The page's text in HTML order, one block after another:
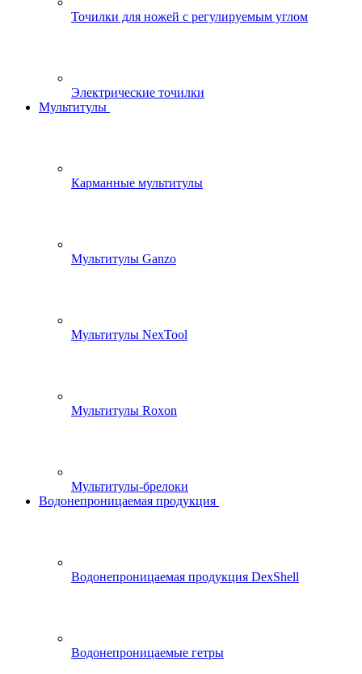
Точилки для ножей с регулируемым углом
Электрические точилки
Мультитулы
Карманные мультитулы
Мультитулы Ganzo
Мультитулы NexTool
Мультитулы Roxon
Мультитулы-брелоки
Водонепроницаемая продукция
Водонепроницаемая продукция DexShell
Водонепроницаемые гетры